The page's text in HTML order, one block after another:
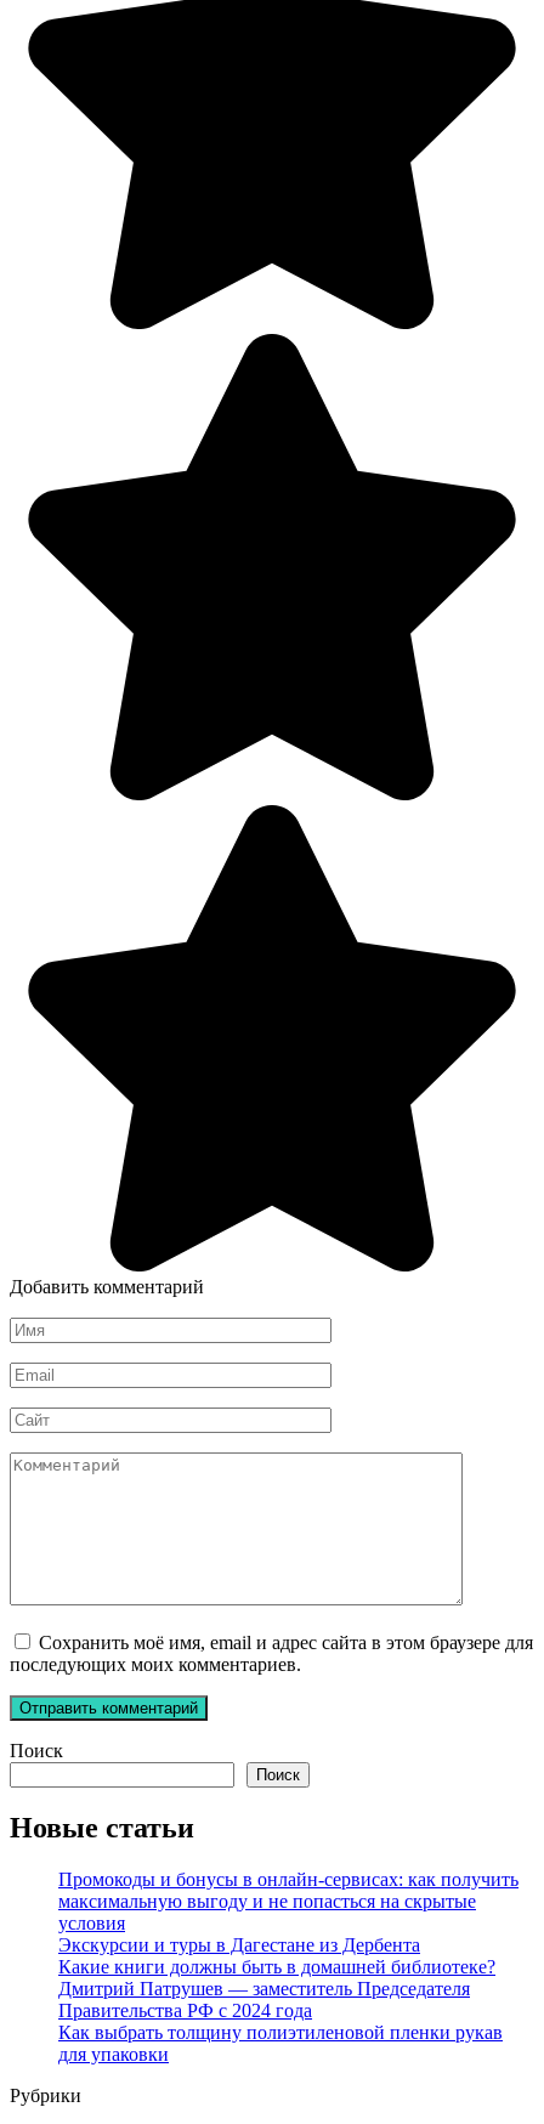
Добавить комментарий
Имя
*
Email
*
Сайт
Комментарий
Сохранить моё имя, email и адрес сайта в этом браузере для
последующих моих комментариев.
Поиск
Поиск
Новые статьи
Промокоды и бонусы в онлайн-сервисах: как получить
максимальную выгоду и не попасться на скрытые
условия
Экскурсии и туры в Дагестане из Дербента
Какие книги должны быть в домашней библиотеке?
Дмитрий Патрушев — заместитель Председателя
Правительства РФ с 2024 года
Как выбрать толщину полиэтиленовой пленки рукав
для упаковки
Рубрики